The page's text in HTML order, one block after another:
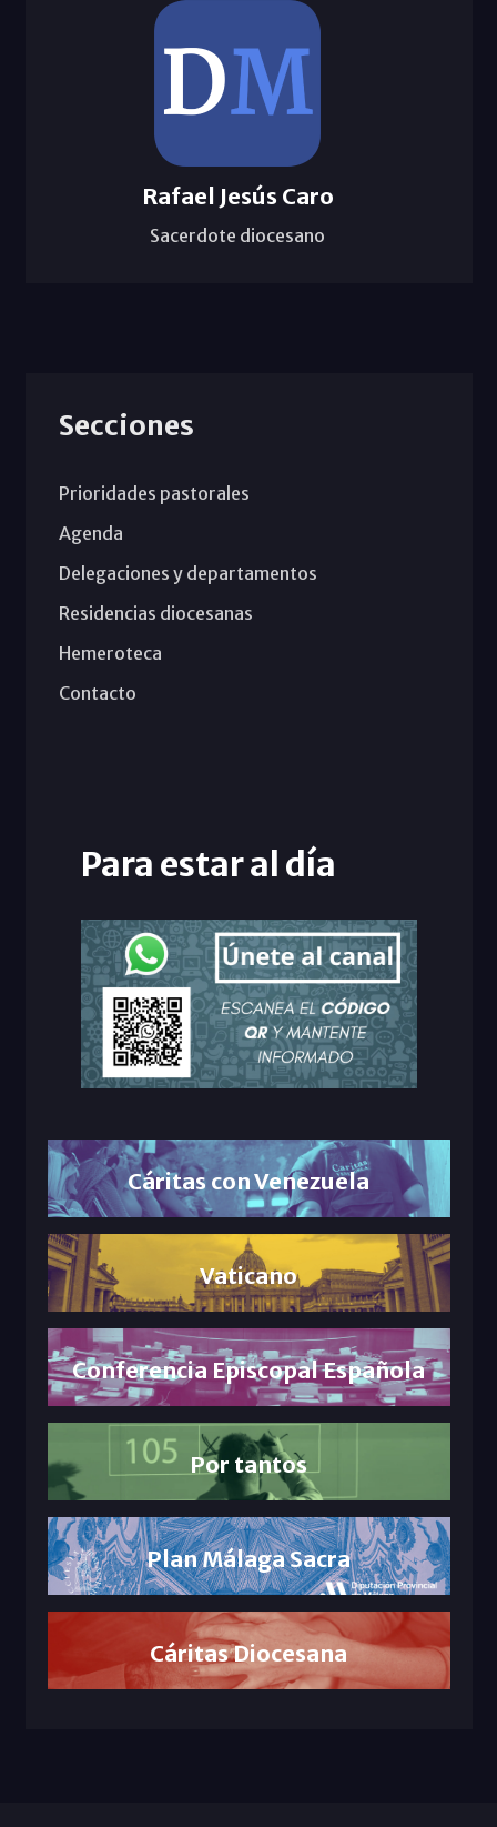
Rafael Jesús Caro
Sacerdote diocesano
Secciones
Prioridades pastorales
Agenda
Delegaciones y departamentos
Residencias diocesanas
Hemeroteca
Contacto
Para estar al día
Cáritas con Venezuela
Vaticano
Conferencia Episcopal Española
Por tantos
Plan Málaga Sacra
Cáritas Diocesana